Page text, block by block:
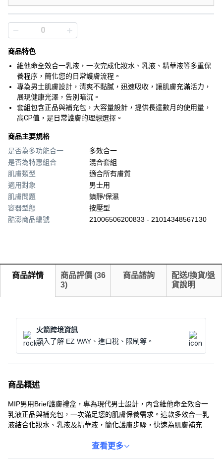
商品特色
維他命全效合一乳液，一次完成化妝水、乳液、精華液等多重保
養程序，簡化您的日常護膚流程。
專為男士肌膚設計，清爽不黏膩，迅速吸收，讓肌膚充滿活力，
展現健康光澤，告別暗沉。
套組包含正品與補充包，大容量設計，提供長達數月的使用量，
高CP值，是日常護膚的理想選擇。
商品主要規格
是否為多功能合一
多效合一
是否為特惠組合
混合套組
肌膚類型
適合所有膚質
適用對象
男士用
肌膚問題
鎮靜/保濕
容器型態
按壓型
酷澎商品編號
21006506200833 - 21014348567130
商品詳情 商品評價 (36
3)
商品諮詢
配送/換貨/退
貨說明
火箭跨境資訊
深入了解 EZ WAY、進口稅、限制等。
商品概述
MIP男用Brief護膚禮盒，專為現代男士設計，內含維他命全效合一
乳液正品與補充包，一次滿足您的肌膚保養需求。這款多效合一乳
液結合化妝水、乳液及精華液，簡化護膚步驟，快速為肌膚補充所
性與活力。質地清爽不黏膩，易於吸收，讓您在忙碌的生活中也能
查看更多